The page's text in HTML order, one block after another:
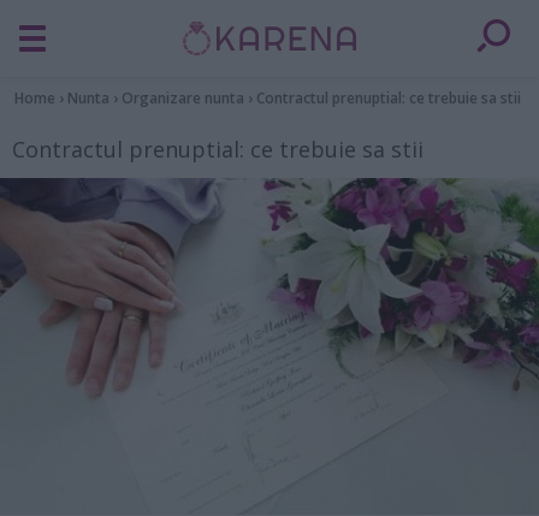
Home › Nunta › Organizare nunta › Contractul prenuptial: ce trebuie sa stii
Contractul prenuptial: ce trebuie sa stii